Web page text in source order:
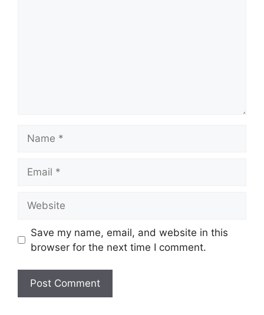
Save my name, email, and website in this
browser for the next time I comment.